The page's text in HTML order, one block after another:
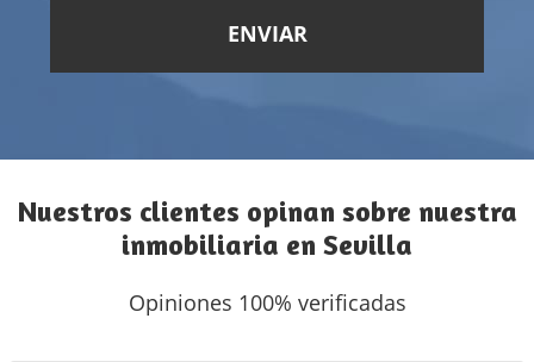
Nuestros clientes opinan sobre nuestra
inmobiliaria en Sevilla
Opiniones 100% verificadas